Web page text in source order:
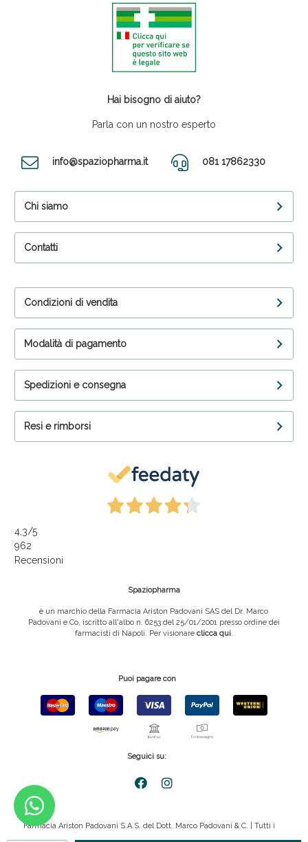
Hai bisogno di aiuto?
Parla con un nostro esperto
info@spaziopharma.it 081 17862330
Chi siamo
Contatti
Condizioni di vendita
Modalità di pagamento
Spedizioni e consegna
Resi e rimborsi
4,3/5
962
Recensioni
Spaziopharma
è un marchio della Farmacia Ariston Padovani SAS del Dr. Marco
Padovani e Co, iscritto all'albo n. 6253 del 25/01/2001 presso ordine dei
farmacisti di Napoli. Per visionare clicca qui.
Puoi pagare con
Seguici su:
Farmacia Ariston Padovani S.A.S. del Dott. Marco Padovani & C. | Tutti i